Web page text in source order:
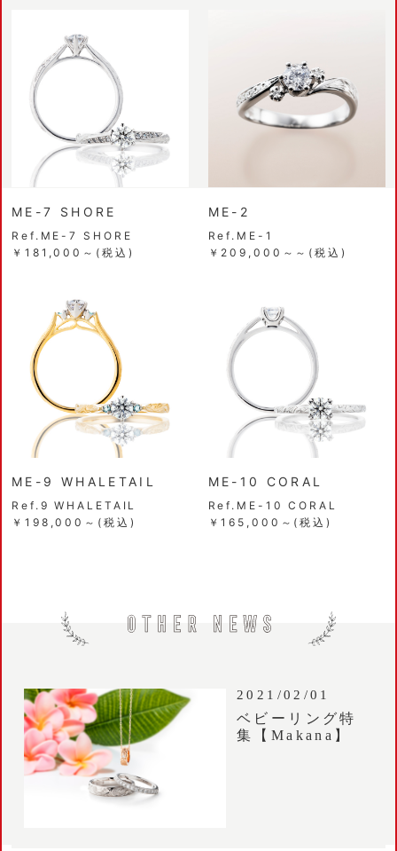
ME-7 SHORE
Ref.ME-7 SHORE
￥181,000～(税込)
ME-2
Ref.ME-1
￥209,000～～(税込)
ME-9 WHALETAIL
Ref.9 WHALETAIL
￥198,000～(税込)
ME-10 CORAL
Ref.ME-10 CORAL
￥165,000～(税込)
2021/02/01
ベビーリング特
集【Makana】